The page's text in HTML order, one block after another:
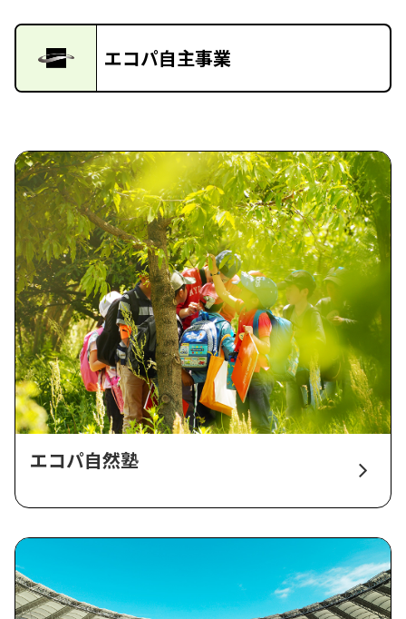
エコパ自主事業
エコパ自然塾